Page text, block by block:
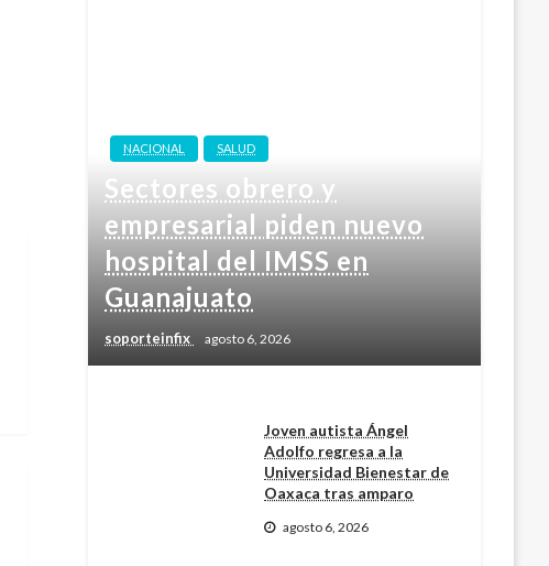
NACIONAL SALUD
Sectores obrero y
empresarial piden nuevo
hospital del IMSS en
Guanajuato
soporteinfix agosto 6, 2026
Joven autista Ángel
Adolfo regresa a la
Universidad Bienestar de
Oaxaca tras amparo
agosto 6, 2026